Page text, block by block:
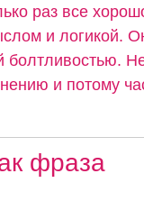
раз все
и логикой.
и потому
фраза